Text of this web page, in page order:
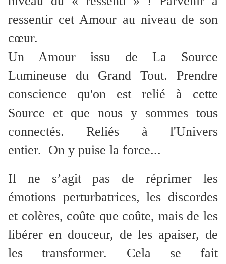
ressentir cet Amour au niveau de son
cœur.
Un Amour issu de La Source
Lumineuse du Grand Tout. Prendre
conscience qu'on est relié à cette
Source et que nous y sommes tous
connectés. Reliés à l'Univers
entier. On y puise la force...
Il ne s’agit pas de réprimer les
émotions perturbatrices, les discordes
et colères, coûte que coûte, mais de les
libérer en douceur, de les apaiser, de
les transformer. Cela se fait